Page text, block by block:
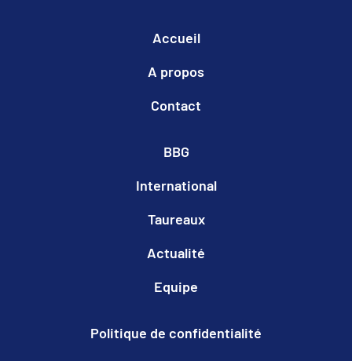
Accueil
A propos
Contact
BBG
International
Taureaux
Actualité
Equipe
Politique de confidentialité